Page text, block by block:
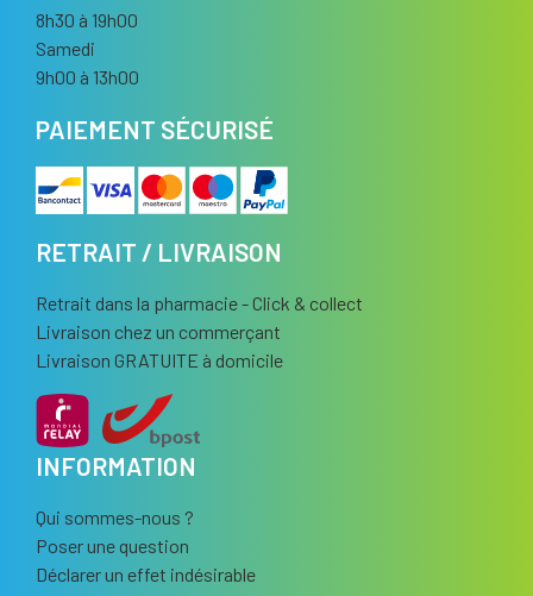
8h30 à 19h00
Samedi
9h00 à 13h00
PAIEMENT SÉCURISÉ
RETRAIT / LIVRAISON
Retrait dans la pharmacie - Click & collect
Livraison chez un commerçant
Livraison GRATUITE à domicile
INFORMATION
Qui sommes-nous ?
Poser une question
Déclarer un effet indésirable